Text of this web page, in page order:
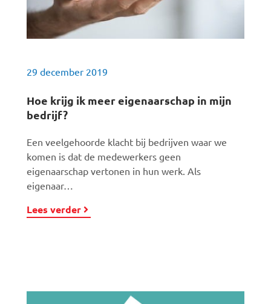
29 december 2019
Hoe krijg ik meer eigenaarschap in mijn
bedrijf?
Een veelgehoorde klacht bij bedrijven waar we
komen is dat de medewerkers geen
eigenaarschap vertonen in hun werk. Als
eigenaar…
Lees verder